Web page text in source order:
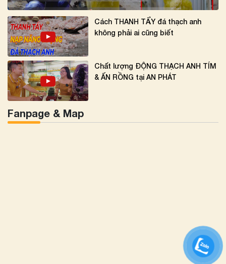
Cách THANH TẨY đá thạch anh
không phải ai cũng biết
Chất lượng ĐỘNG THẠCH ANH TÍM
& ẤN RỒNG tại AN PHÁT
Fanpage & Map